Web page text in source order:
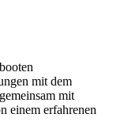
mit dem
mit
einem erfahrenen